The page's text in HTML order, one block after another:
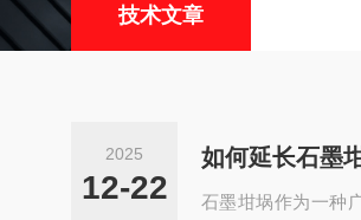
技术文章
2025
12-22
如何延长石墨
石墨坩埚作为一种